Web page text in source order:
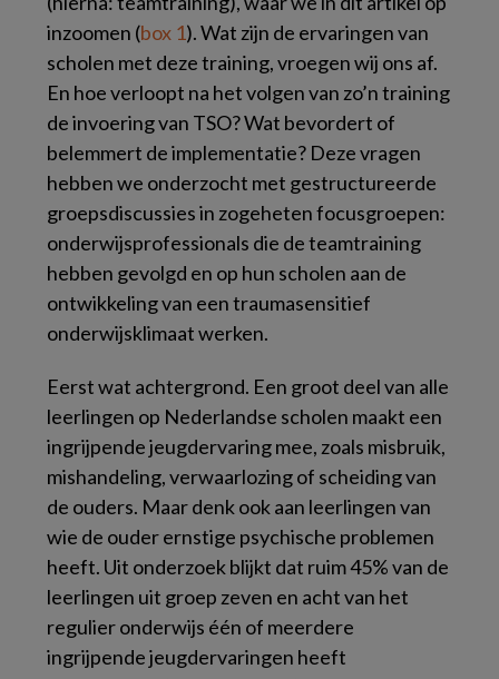
inzoomen (box 1). Wat zijn de ervaringen van
scholen met deze training, vroegen wij ons af.
En hoe verloopt na het volgen van zo’n training
de invoering van TSO? Wat bevordert of
belemmert de implementatie? Deze vragen
hebben we onderzocht met gestructureerde
groepsdiscussies in zogeheten focusgroepen:
onderwijsprofessionals die de teamtraining
hebben gevolgd en op hun scholen aan de
ontwikkeling van een traumasensitief
onderwijsklimaat werken.
Eerst wat achtergrond. Een groot deel van alle
leerlingen op Nederlandse scholen maakt een
ingrijpende jeugdervaring mee, zoals misbruik,
mishandeling, verwaarlozing of scheiding van
de ouders. Maar denk ook aan leerlingen van
wie de ouder ernstige psychische problemen
heeft. Uit onderzoek blijkt dat ruim 45% van de
leerlingen uit groep zeven en acht van het
regulier onderwijs één of meerdere
ingrijpende jeugdervaringen heeft